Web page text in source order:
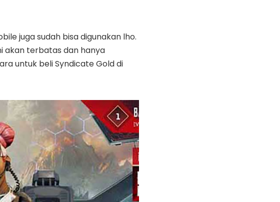
juga sudah bisa digunakan lho.
akan terbatas dan hanya
untuk beli Syndicate Gold di